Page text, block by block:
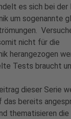
es sich bei
um sogenannte
nicht für die
herangezogen
Tests braucht
dieser Serie
das bereits
thematisieren die